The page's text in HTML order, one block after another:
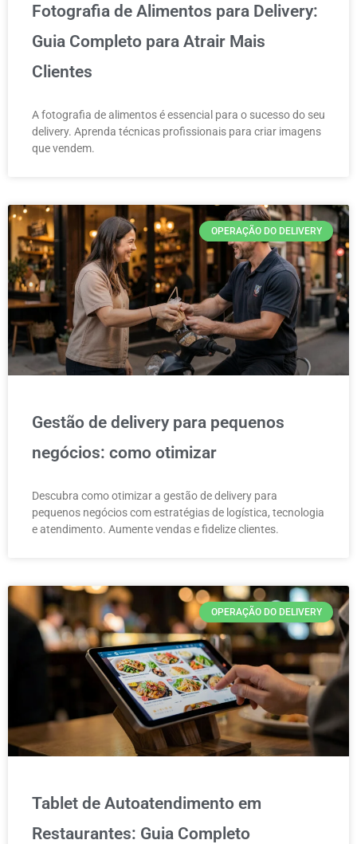
Fotografia de Alimentos para Delivery:
Guia Completo para Atrair Mais
Clientes
A fotografia de alimentos é essencial para o sucesso do seu
delivery. Aprenda técnicas profissionais para criar imagens
que vendem.
OPERAÇÃO DO DELIVERY
Gestão de delivery para pequenos
negócios: como otimizar
Descubra como otimizar a gestão de delivery para
pequenos negócios com estratégias de logística, tecnologia
e atendimento. Aumente vendas e fidelize clientes.
OPERAÇÃO DO DELIVERY
Tablet de Autoatendimento em
Restaurantes: Guia Completo